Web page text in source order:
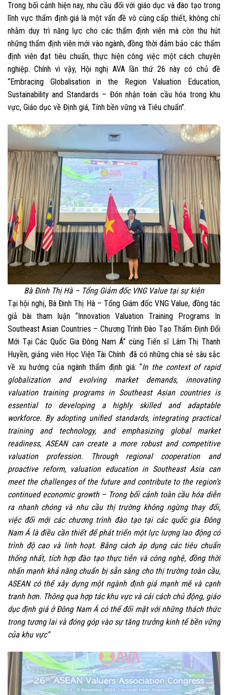
Trong bối cảnh hiện nay, nhu cầu đối với giáo dục và đào tạo trong
lĩnh vực thẩm định giá là một vấn đề vô cùng cấp thiết, không chỉ
nhằm duy trì năng lực cho các thẩm định viên mà còn thu hút
những thẩm định viên mới vào ngành, đồng thời đảm bảo các thẩm
định viên đạt tiêu chuẩn, thực hiện công việc một cách chuyên
nghiệp. Chính vì vậy, Hội nghị AVA lần thứ 26 này có chủ đề
“Embracing Globalisation in the Region Valuation Education,
Sustainability and Standards – Đón nhận toàn cầu hóa trong khu
vực, Giáo dục về Định giá, Tính bền vững và Tiêu chuẩn”.
Bà Đinh Thị Hà – Tổng Giám đốc VNG Value tại sự kiện
Tại hội nghị, Bà Đinh Thị Hà – Tổng Giám đốc VNG Value, đồng tác
giả bài tham luận “Innovation Valuation Training Programs In
Southeast Asian Countries – Chương Trình Đào Tạo Thẩm Định Đổi
Mới Tại Các Quốc Gia Đông Nam Á” cùng Tiến sĩ Lâm Thị Thanh
Huyền, giảng viên Học Viện Tài Chính đã có những chia sẻ sâu sắc
về xu hướng của ngành thẩm định giá: “In the context of rapid
globalization and evolving market demands, innovating
valuation training programs in Southeast Asian countries is
essential to developing a highly skilled and adaptable
workforce. By adopting unified standards, integrating practical
training and technology, and emphasizing global market
readiness, ASEAN can create a more robust and competitive
valuation profession. Through regional cooperation and
proactive reform, valuation education in Southeast Asia can
meet the challenges of the future and contribute to the region’s
continued economic growth – Trong bối cảnh toàn cầu hóa diễn
ra nhanh chóng và nhu cầu thị trường không ngừng thay đổi,
việc đổi mới các chương trình đào tạo tại các quốc gia Đông
Nam Á là điều cần thiết để phát triển một lực lượng lao động có
trình độ cao và linh hoạt. Bằng cách áp dụng các tiêu chuẩn
thống nhất, tích hợp đào tạo thực tiễn và công nghệ, đồng thời
nhấn mạnh khả năng chuẩn bị sẵn sàng cho thị trường toàn cầu,
ASEAN có thể xây dựng một ngành định giá mạnh mẽ và cạnh
tranh hơn. Thông qua hợp tác khu vực và cải cách chủ động, giáo
dục định giá ở Đông Nam Á có thể đối mặt với những thách thức
trong tương lai và đóng góp vào sự tăng trưởng kinh tế bền vững
của khu vực”